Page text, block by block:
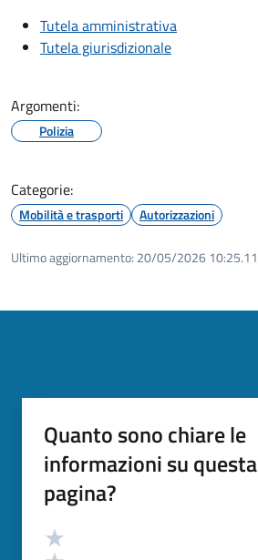
Tutela amministrativa
Tutela giurisdizionale
Argomenti:
Polizia
Categorie:
Mobilità e trasporti Autorizzazioni
Ultimo aggiornamento: 20/05/2026 10:25.11
Quanto sono chiare le
informazioni su questa
pagina?
Valutazione